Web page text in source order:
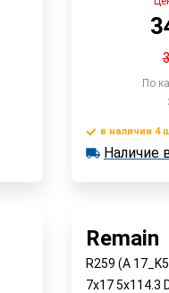
По
в наличии 4 шт.
в наличии 4
Наличие
Remain
R259 (A
7x17 5x114.3